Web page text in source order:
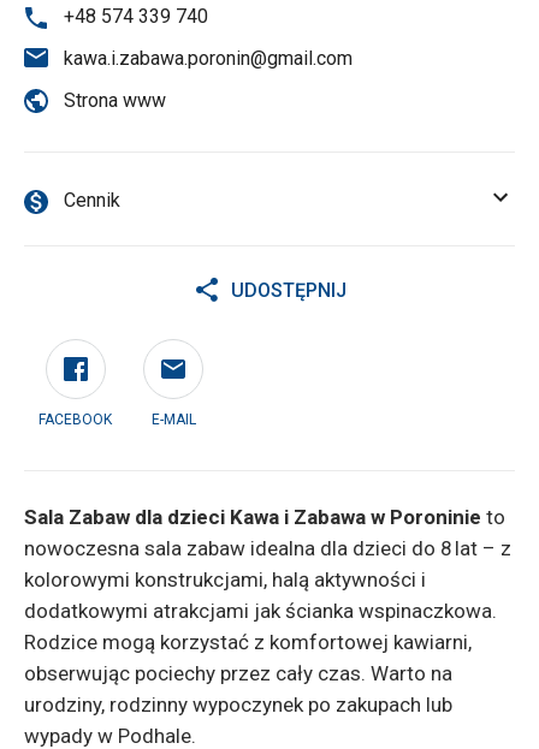
+48 574 339 740
kawa.i.zabawa.poronin@gmail.com
Strona www
Cennik
UDOSTĘPNIJ
FACEBOOK E-MAIL
Sala Zabaw dla dzieci Kawa i Zabawa w Poroninie to
nowoczesna sala zabaw idealna dla dzieci do 8 lat – z
kolorowymi konstrukcjami, halą aktywności i
dodatkowymi atrakcjami jak ścianka wspinaczkowa.
Rodzice mogą korzystać z komfortowej kawiarni,
obserwując pociechy przez cały czas. Warto na
urodziny, rodzinny wypoczynek po zakupach lub
wypady w Podhale.